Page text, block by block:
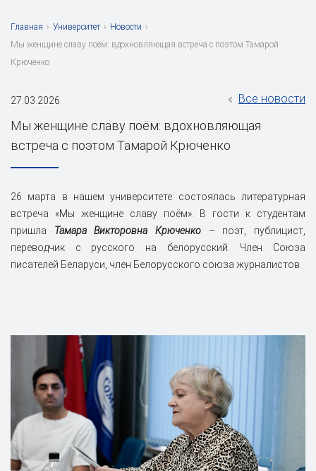
Главная › Университет › Новости ›
Мы женщине славу поём: вдохновляющая встреча с поэтом Тамарой
Крюченко
27.03.2026 Все новости
Мы женщине славу поём: вдохновляющая
встреча с поэтом Тамарой Крюченко
26 марта в нашем университете состоялась литературная
встреча «Мы женщине славу поём». В гости к студентам
пришла Тамара Викторовна Крюченко – поэт, публицист,
переводчик с русского на белорусский. Член Союза
писателей Беларуси, член Белорусского союза журналистов.